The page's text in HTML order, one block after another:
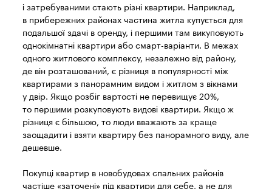
і затребуваними стають різні квартири. Наприклад,
в прибережних районах частина житла купується для
подальшої здачі в оренду, і першими там викуповують
однокімнатні квартири або смарт-варіанти. В межах
одного житлового комплексу, незалежно від району,
де він розташований, є різниця в популярності між
квартирами з панорамним видом і житлом з вікнами
у двір. Якщо розбіг вартості не перевищує 20%,
то першими розкуповують видові квартири. Якщо ж
різниця є більшою, то люди вважають за краще
заощадити і взяти квартиру без панорамного виду, але
дешевше.
Покупці квартир в новобудовах спальних районів
частіше «заточені» під квартири для себе, а не для